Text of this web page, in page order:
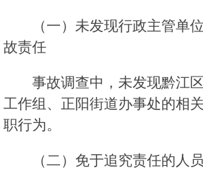
（一）未发现行政主管单
故责任
事故调查中，未发现黔江
工作组、正阳街道办事处的相
职行为。
（二）免于追究责任的人员